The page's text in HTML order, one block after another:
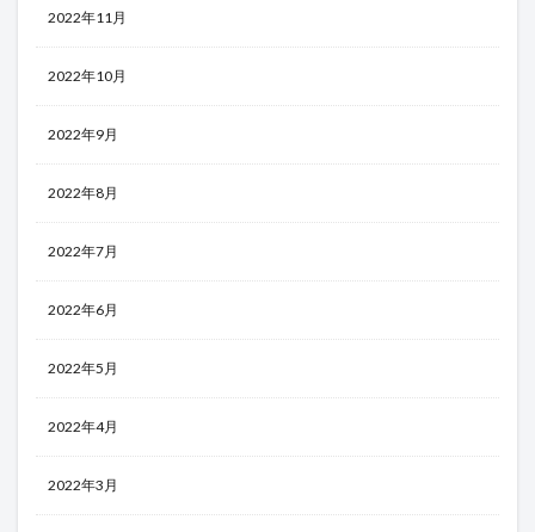
2022年11月
2022年10月
2022年9月
2022年8月
2022年7月
2022年6月
2022年5月
2022年4月
2022年3月